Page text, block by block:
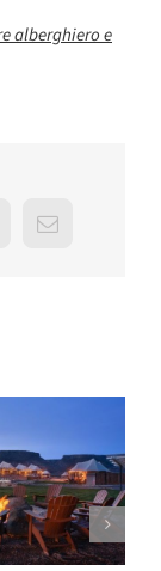
alberghiero e
Email